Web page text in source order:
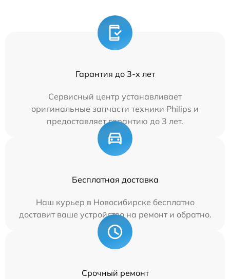
Гарантия до 3-х лет
Сервисный центр устанавливает
оригинальные запчасти техники Philips и
предоставляет гарантию до 3 лет.
Бесплатная доставка
Наш курьер в Новосибирске бесплатно
доставит ваше устройство на ремонт и обратно.
Срочный ремонт